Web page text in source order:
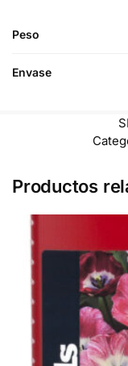
Peso
Envase
Productos